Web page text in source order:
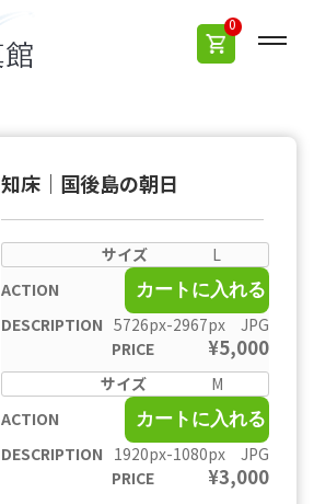
0
知床｜国後島の朝日
L
カートに入れる
5726px-2967px JPG
¥5,000
M
カートに入れる
1920px-1080px JPG
¥3,000